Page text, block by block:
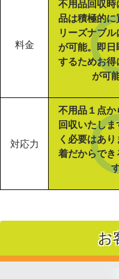
料金
不用品回収
品は積極的に
リーズナブ
が可能。即日
するためお
が可
対応力
不用品１点か
回収いたし
く必要はあ
着だからで
お